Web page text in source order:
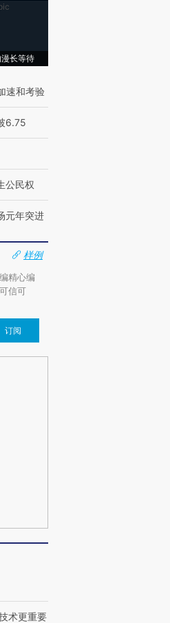
长等待
速和考验
6.75
公民权
元年突进
样例
精心编
信可
订阅
术更重要